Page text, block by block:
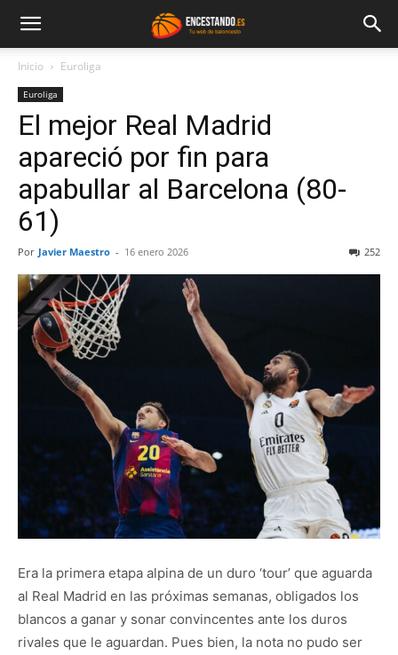
Inicio Euroliga
Euroliga
El mejor Real Madrid
apareció por fin para
apabullar al Barcelona (80-
61)
Por Javier Maestro - 16 enero 2026 252
Era la primera etapa alpina de un duro ‘tour’ que aguarda
al Real Madrid en las próximas semanas, obligados los
blancos a ganar y sonar convincentes ante los duros
rivales que le aguardan. Pues bien, la nota no pudo ser